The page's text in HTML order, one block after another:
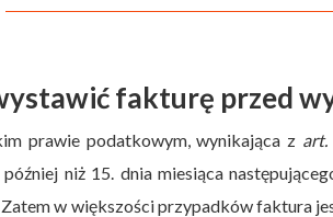
fakturę przed
prawie podatkowym, wynikająca z
niż 15. dnia miesiąca
w większości przypadków faktura